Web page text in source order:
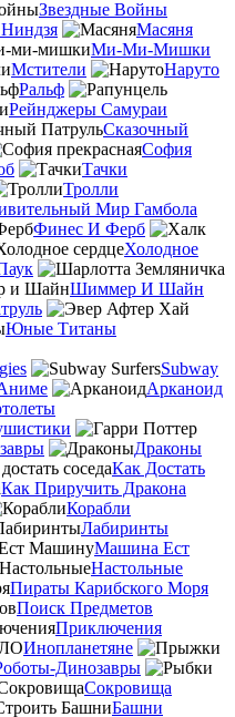
Звездные Войны
Масяня
Ми-Ми-Мишки
Мстители
Наруто
Ральф
Рейнджеры Самураи
Сказочный
София
Тачки
Тролли
Мир Гамбола
Финес И Ферб
Холодное
Шиммер И Шайн
Юные Титаны
Subway
Арканоид
Драконы
Как Достать
Как Приручить Дракона
Корабли
Лабиринты
Машина Ест
Настольные
Пираты Карибского Моря
Поиск Предметов
Приключения
Инопланетяне
Динозавры
Сокровища
Башни